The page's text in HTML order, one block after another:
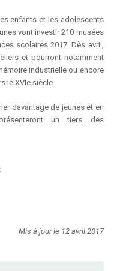
enfants et les adolescents
vont investir 210 musées
scolaires 2017. Dès avril,
et pourront notamment
industrielle ou encore
le XVIe siècle.
davantage de jeunes et en
un tiers des
Mis à jour le 12 avril 2017